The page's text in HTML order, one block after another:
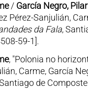
/ García Negro, Pilar
Pérez-Sanjulián,
da Fala,
59-1].
, "Polonia no
Carme, García
de